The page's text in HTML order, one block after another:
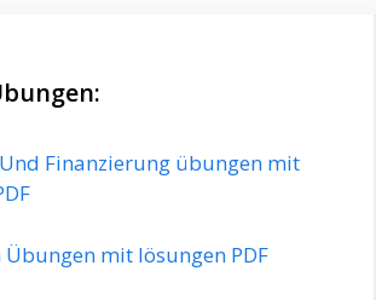
Finanzierung übungen mit
Übungen mit lösungen PDF